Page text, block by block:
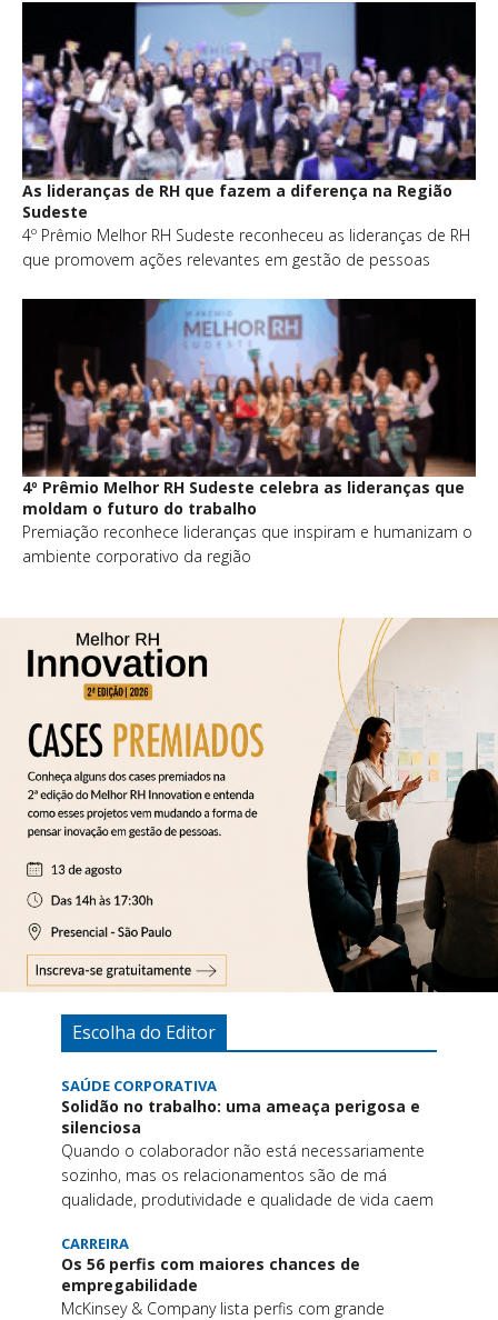
As lideranças de RH que fazem a diferença na Região
Sudeste
4º Prêmio Melhor RH Sudeste reconheceu as lideranças de RH
que promovem ações relevantes em gestão de pessoas
4º Prêmio Melhor RH Sudeste celebra as lideranças que
moldam o futuro do trabalho
Premiação reconhece lideranças que inspiram e humanizam o
ambiente corporativo da região
Escolha do Editor
SAÚDE CORPORATIVA
Solidão no trabalho: uma ameaça perigosa e
silenciosa
Quando o colaborador não está necessariamente
sozinho, mas os relacionamentos são de má
qualidade, produtividade e qualidade de vida caem
CARREIRA
Os 56 perfis com maiores chances de
empregabilidade
McKinsey & Company lista perfis com grande